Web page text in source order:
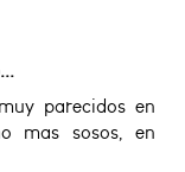
parecidos en
mas sosos, en